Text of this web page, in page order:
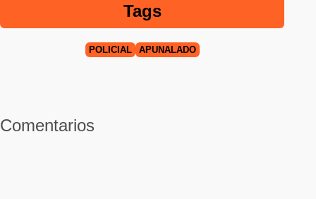
Tags
POLICIAL APUÑALADO
Comentarios